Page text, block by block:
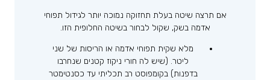
אם תרצה שיטה בעלת תחזוקה נמוכה יותר לגידול תפוחי
אדמה בשק, שקול לבחור בשיטה החלופית הזו.
מלא שקית תפוחי אדמה או הריסות של שני
ליטר. (שיש לה חורי ניקוז קטנים שנחרבו
בדפנות) בקומפוסט רב תכליתי עד כסנטימטר